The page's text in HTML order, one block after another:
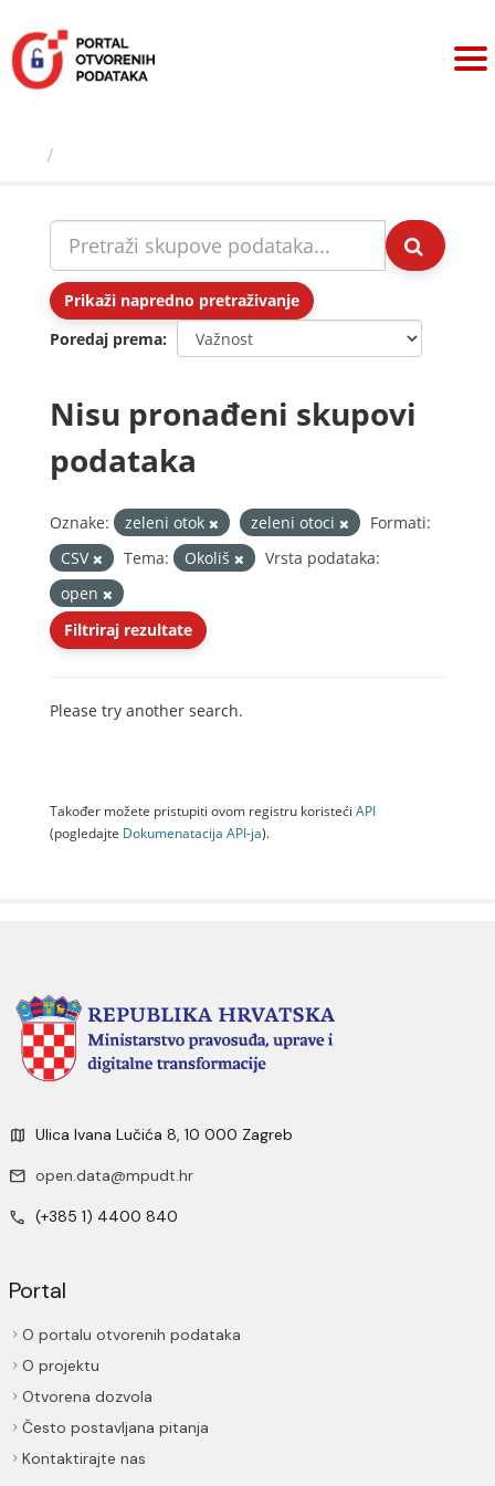
sadržaj
Prikaži napredno pretraživanje
Poredaj prema
Nisu pronađeni skupovi
podataka
Oznake: zeleni otok zeleni otoci
Formati:
CSV
Tema: Okoliš
Vrsta podataka:
open
Filtriraj rezultate
Please try another search.
Također možete pristupiti ovom registru koristeći API
(pogledajte Dokumenаtаcijа API-jа).